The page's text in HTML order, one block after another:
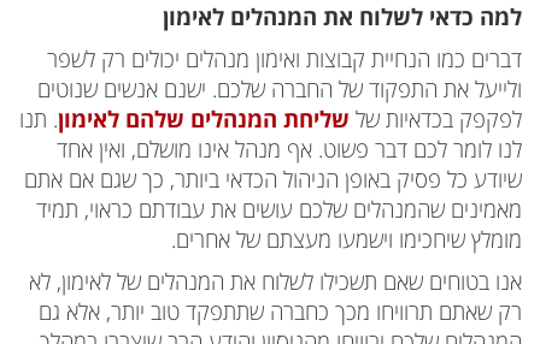
למה כדאי לשלוח את המנהלים לאימון
דברים כמו הנחיית קבוצות ואימון מנהלים יכולים רק לשפר
ולייעל את התפקוד של החברה שלכם. ישנם אנשים שנוטים
לפקפק בכדאיות של שליחת המנהלים שלהם לאימון. תנו
לנו לומר לכם דבר פשוט. אף מנהל אינו מושלם, ואין אחד
שיודע כל פסיק באופן הניהול הכדאי ביותר, כך שגם אם אתם
מאמינים שהמנהלים שלכם עושים את עבודתם כראוי, תמיד
מומלץ שיחכימו וישמעו מעצתם של אחרים.
אנו בטוחים שאם תשכילו לשלוח את המנהלים של לאימון, לא
רק שאתם תרוויחו מכך כחברה שתתפקד טוב יותר, אלא גם